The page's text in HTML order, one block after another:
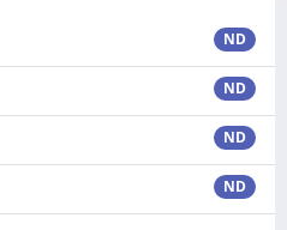
ND
ND
ND
ND